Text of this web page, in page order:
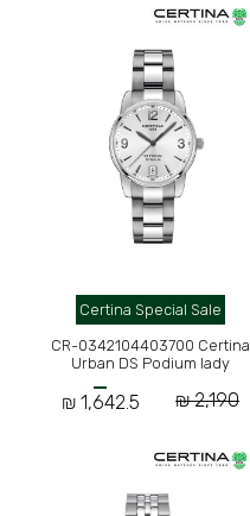
Certina Special Sale
CR-0342104403700 Certina
Urban DS Podium lady
2,190 ₪
1,642.5 ₪